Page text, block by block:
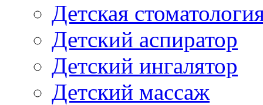
Детская
Детский аспиратор
Детский ингалятор
Детский массаж